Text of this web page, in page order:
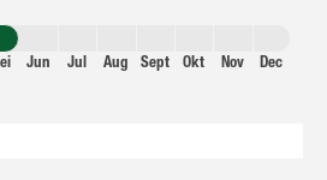
Jun Jul Aug Sept Okt Nov Dec